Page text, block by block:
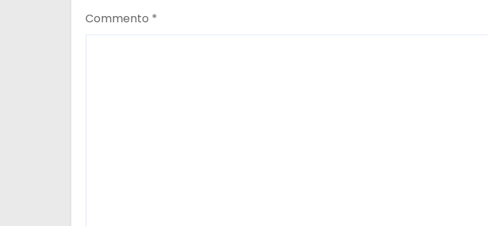
Commento *